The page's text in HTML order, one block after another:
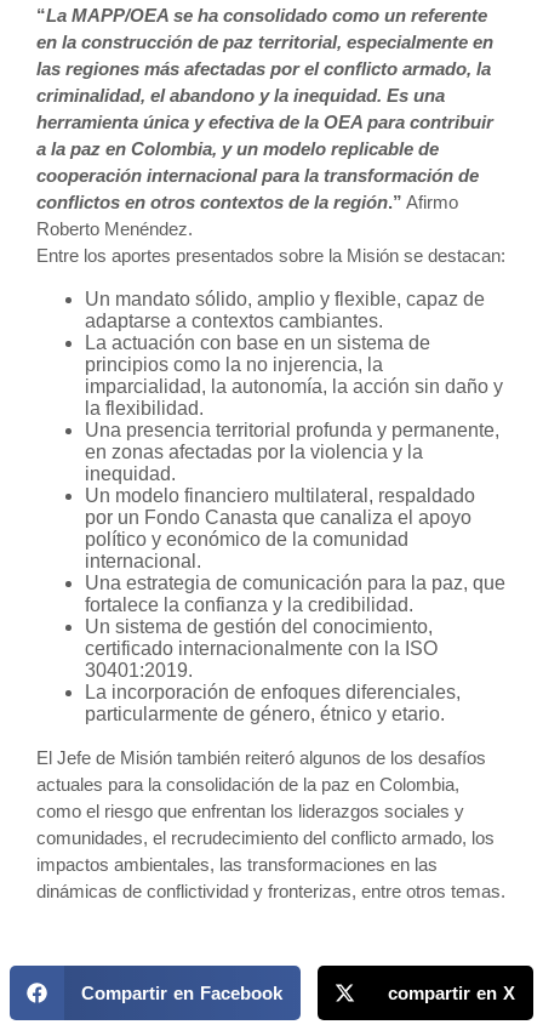
“La MAPP/OEA se ha consolidado como un referente
en la construcción de paz territorial, especialmente en
las regiones más afectadas por el conflicto armado, la
criminalidad, el abandono y la inequidad. Es una
herramienta única y efectiva de la OEA para contribuir
a la paz en Colombia, y un modelo replicable de
cooperación internacional para la transformación de
conflictos en otros contextos de la región.” Afirmo
Roberto Menéndez.
Entre los aportes presentados sobre la Misión se destacan:
Un mandato sólido, amplio y flexible, capaz de
adaptarse a contextos cambiantes.
La actuación con base en un sistema de
principios como la no injerencia, la
imparcialidad, la autonomía, la acción sin daño y
la flexibilidad.
Una presencia territorial profunda y permanente,
en zonas afectadas por la violencia y la
inequidad.
Un modelo financiero multilateral, respaldado
por un Fondo Canasta que canaliza el apoyo
político y económico de la comunidad
internacional.
Una estrategia de comunicación para la paz, que
fortalece la confianza y la credibilidad.
Un sistema de gestión del conocimiento,
certificado internacionalmente con la ISO
30401:2019.
La incorporación de enfoques diferenciales,
particularmente de género, étnico y etario.
El Jefe de Misión también reiteró algunos de los desafíos
actuales para la consolidación de la paz en Colombia,
como el riesgo que enfrentan los liderazgos sociales y
comunidades, el recrudecimiento del conflicto armado, los
impactos ambientales, las transformaciones en las
dinámicas de conflictividad y fronterizas, entre otros temas.
Compartir en Facebook compartir en X